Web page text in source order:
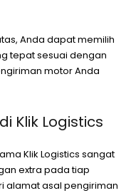
Anda dapat memilih
tepat sesuai dengan
motor Anda
Klik Logistics
Klik Logistics sangat
extra pada tiap
alamat asal pengiriman